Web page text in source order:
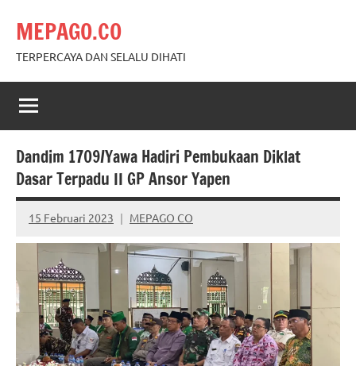
content
MEPAGO.CO
TERPERCAYA DAN SELALU DIHATI
Dandim 1709/Yawa Hadiri Pembukaan Diklat
Dasar Terpadu II GP Ansor Yapen
15 Februari 2023 MEPAGO CO
No
comments